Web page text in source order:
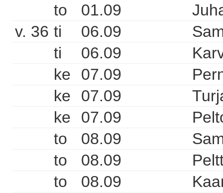
to
01.09
v. 36 ti 06.09
ti
06.09
ke
07.09
ke
07.09
ke
07.09
to
08.09
to
08.09
to
08.09